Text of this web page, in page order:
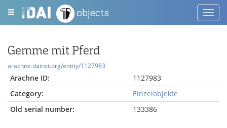
objects
Gemme mit Pferd
arachne.dainst.org/entity/1127983
Arachne ID:
1127983
Category:
Einzelobjekte
Old serial number:
133386